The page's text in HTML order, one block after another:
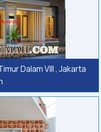
Dalam VIII , Jakarta